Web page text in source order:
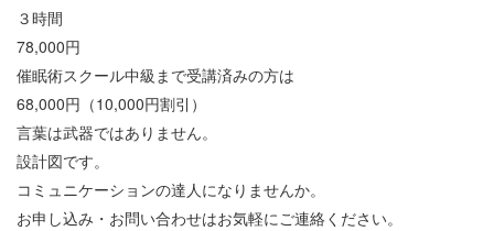
３時間
78,000円
催眠術スクール中級まで受講済みの方は
68,000円（10,000円割引）
言葉は武器ではありません。
設計図です。
コミュニケーションの達人になりませんか。
お申し込み・お問い合わせはお気軽にご連絡ください。